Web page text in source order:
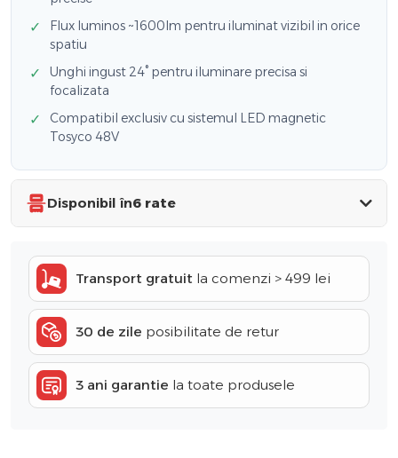
✓
Flux luminos ~1600lm pentru iluminat vizibil in orice
spatiu
✓
Unghi ingust 24° pentru iluminare precisa si
focalizata
✓
Compatibil exclusiv cu sistemul LED magnetic
Tosyco 48V
Disponibil în6 rate
Transport gratuit la comenzi > 499 lei
30 de zile posibilitate de retur
3 ani garantie la toate produsele